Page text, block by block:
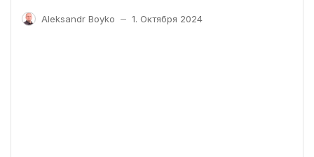
Aleksandr Boyko — 1. Октября 2024